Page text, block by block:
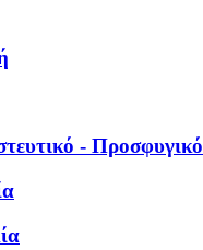
- Προσφυγικό